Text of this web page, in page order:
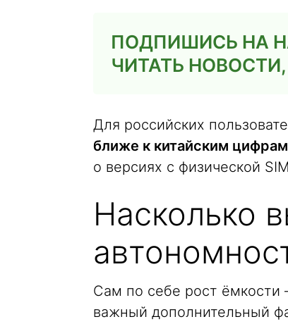
ПОДПИШИСЬ НА
ЧИТАТЬ
Для российских
ближе к китайским цифрам
о версиях с физической
Насколько
Сам по себе рост ёмкости
важный дополнительный